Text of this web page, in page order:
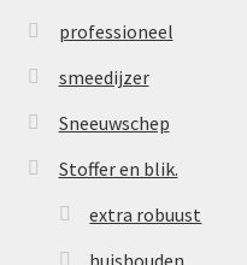
professioneel
smeedijzer
Sneeuwschep
Stoffer en blik.
extra robuust